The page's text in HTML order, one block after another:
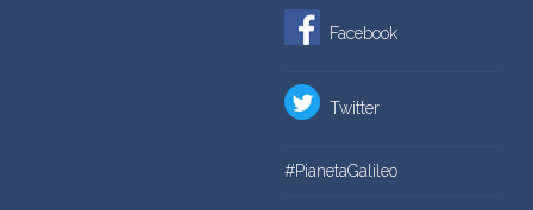
Facebook
Twitter
#PianetaGalileo